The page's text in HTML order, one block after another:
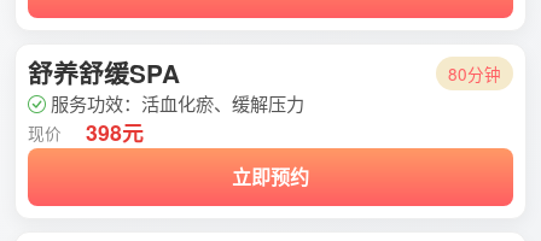
舒养舒缓SPA 80分钟
服务功效：活血化瘀、缓解压力
现价 398元
立即预约